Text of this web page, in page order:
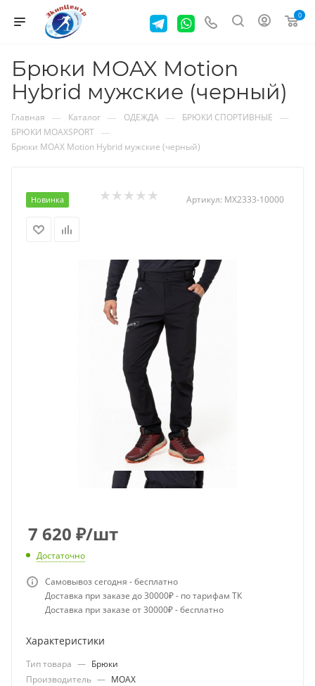
0
Брюки MOAX Motion
Hybrid мужские (черный)
Главная — Каталог — ОДЕЖДА — БРЮКИ СПОРТИВНЫЕ —
БРЮКИ MOAXSPORT —
Брюки MOAX Motion Hybrid мужские (черный)
Новинка Артикул: MX2333-10000
7 620 ₽/шт
Достаточно
Самовывоз сегодня - бесплатно
Доставка при заказе до 30000₽ - по тарифам ТК
Доставка при заказе от 30000₽ - бесплатно
Характеристики
Тип товара — Брюки
Производитель — MOAX